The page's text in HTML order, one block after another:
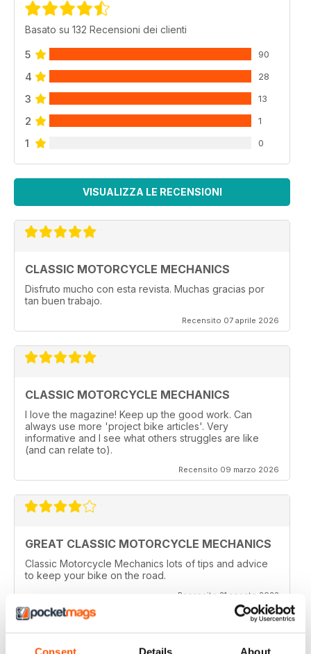
Consent Details About
Basato su 132 Recensioni dei clienti
5 90
4 28
3 13
2 1
1 0
VISUALIZZA LE RECENSIONI
CLASSIC MOTORCYCLE MECHANICS
Disfruto mucho con esta revista. Muchas gracias por
tan buen trabajo.
Recensito 07 aprile 2026
CLASSIC MOTORCYCLE MECHANICS
I love the magazine! Keep up the good work. Can
always use more 'project bike articles'. Very
informative and I see what others struggles are like
(and can relate to).
Recensito 09 marzo 2026
GREAT CLASSIC MOTORCYCLE MECHANICS
Classic Motorcycle Mechanics lots of tips and advice
to keep your bike on the road.
Recensito 21 agosto 2022